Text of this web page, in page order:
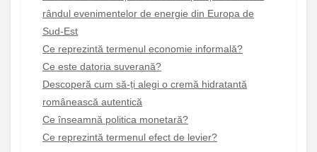
rândul evenimentelor de energie din Europa de
Sud-Est
Ce reprezintă termenul economie informală?
Ce este datoria suverană?
Descoperă cum să-ți alegi o cremă hidratantă
românească autentică
Ce înseamnă politica monetară?
Ce reprezintă termenul efect de levier?